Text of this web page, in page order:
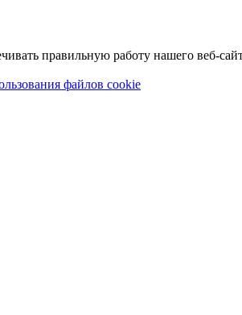
правильную работу нашего веб-
файлов cookie